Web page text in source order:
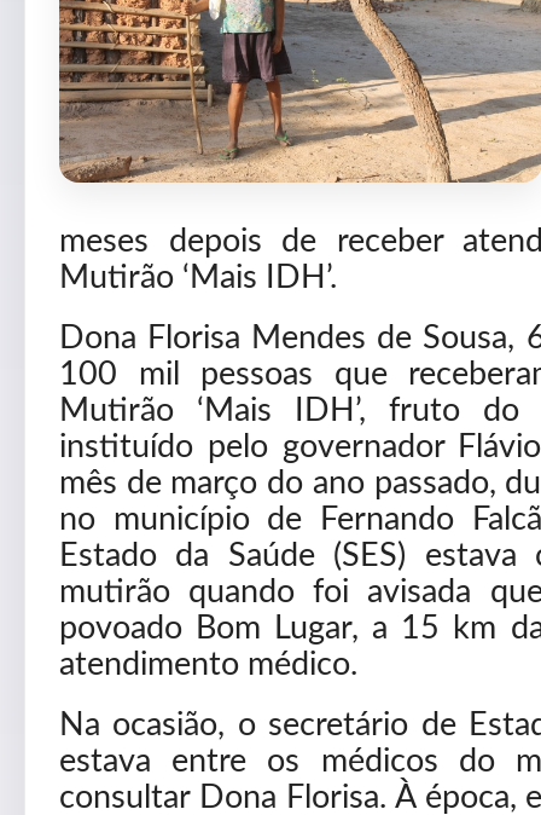
meses depois de receber
Mutirão ‘Mais IDH’.
Dona Florisa Mendes de Sousa,
100 mil pessoas que
Mutirão ‘Mais IDH’, fruto do
instituído pelo governador
mês de março do ano passado,
no município de Fernando
Estado da Saúde (SES)
mutirão quando foi avisada
povoado Bom Lugar, a 15 km
atendimento médico.
Na ocasião, o secretário de
estava entre os médicos do
consultar Dona Florisa. À época,